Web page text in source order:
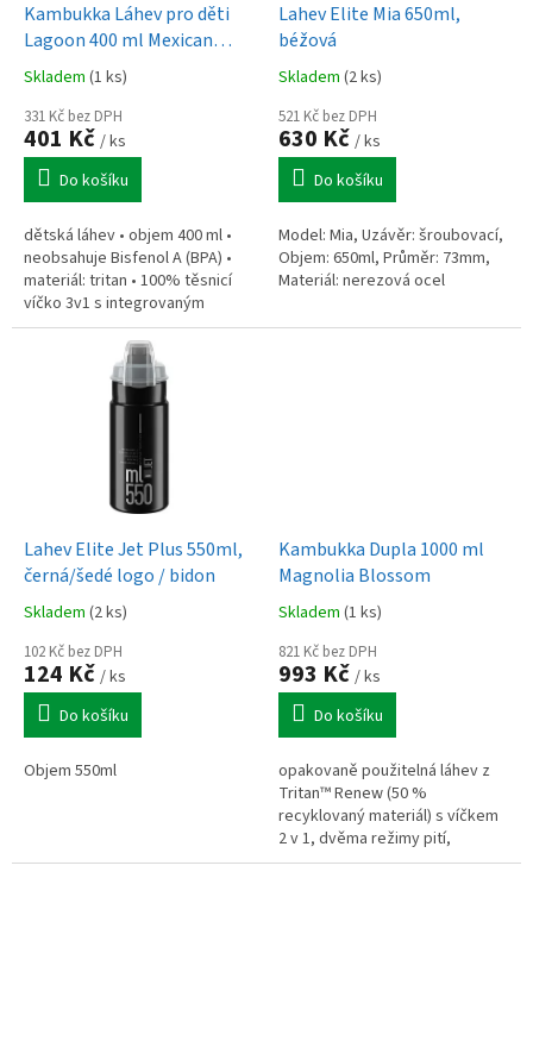
Kambukka Láhev pro děti
Lagoon 400 ml Mexican
Parade
Skladem (1 ks)
331 Kč bez DPH
401 Kč / ks
Do košíku
dětská láhev • objem 400 ml •
neobsahuje Bisfenol A (BPA) •
materiál: tritan • 100% těsnicí
víčko 3v1 s integrovaným
poutkem • víčko i láhev lze mýt
v myčce nádobí
Lahev Elite Mia 650ml,
béžová
Skladem (2 ks)
521 Kč bez DPH
630 Kč / ks
Do košíku
Model: Mia, Uzávěr: šroubovací,
Objem: 650ml, Průměr: 73mm,
Materiál: nerezová ocel
Lahev Elite Jet Plus 550ml,
černá/šedé logo / bidon
Skladem (2 ks)
102 Kč bez DPH
124 Kč / ks
Do košíku
Objem 550ml
Kambukka Dupla 1000 ml
Magnolia Blossom
Skladem (1 ks)
821 Kč bez DPH
993 Kč / ks
Do košíku
opakovaně použitelná láhev z
Tritan™ Renew (50 %
recyklovaný materiál) s víčkem
2 v 1, dvěma režimy pití,
systémem Snapclean® a